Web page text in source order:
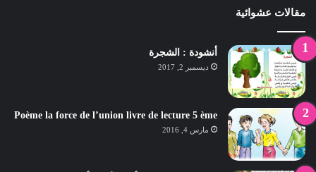
مقالات عشوائية
أنشودة : الشجرة
ديسمبر 2, 2017
Poème la force de l’union livre de lecture 5 ème
مارس 4, 2016